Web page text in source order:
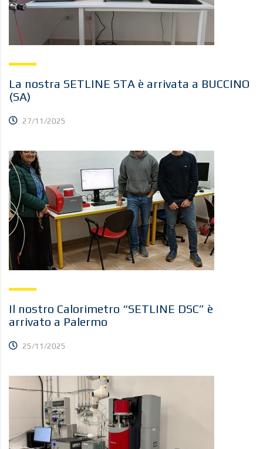
La nostra SETLINE STA è arrivata a BUCCINO
(SA)
27/11/2025
Il nostro Calorimetro “SETLINE DSC” è
arrivato a Palermo
25/11/2025